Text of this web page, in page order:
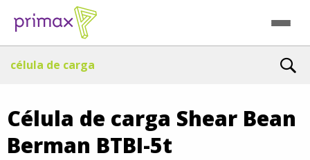
célula de carga
Célula de carga Shear Bean
Berman BTBI-5t